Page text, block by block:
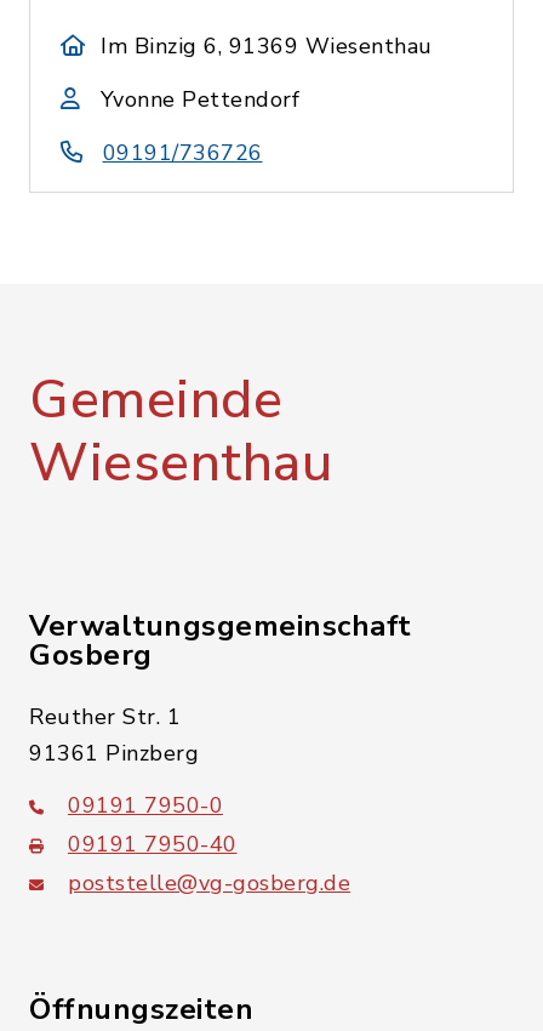
Im Binzig 6, 91369 Wiesenthau
Yvonne Pettendorf
09191/736726
Gemeinde
Wiesenthau
Verwaltungsgemeinschaft
Gosberg
Reuther Str. 1
91361 Pinzberg
09191 7950-0
09191 7950-40
poststelle@vg-gosberg.de
Öffnungszeiten